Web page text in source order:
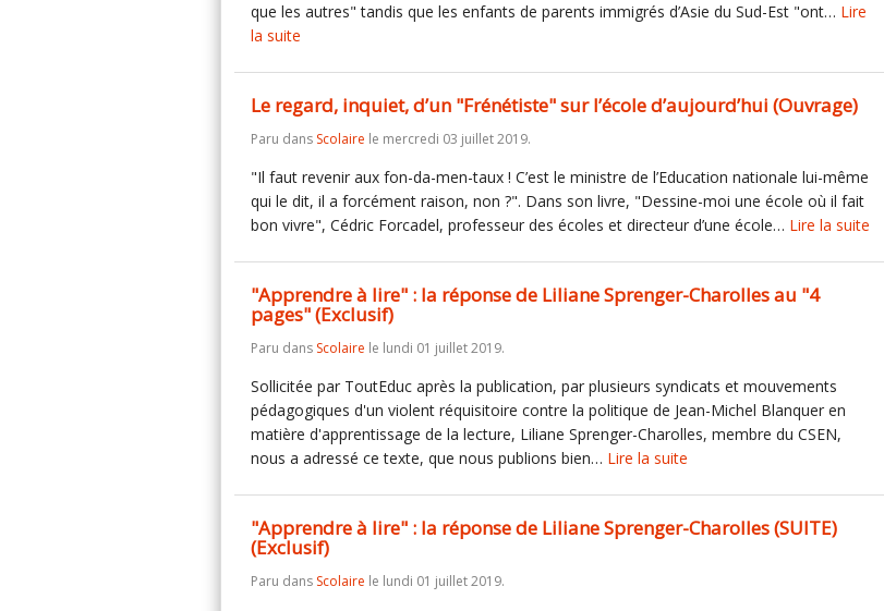
que les autres" tandis que les enfants de parents immigrés d’Asie du Sud-Est "ont… Lire
la suite
Le regard, inquiet, d’un "Frénétiste" sur l’école d’aujourd’hui (Ouvrage)
Paru dans Scolaire le mercredi 03 juillet 2019.
"Il faut revenir aux fon-da-men-taux ! C’est le ministre de l’Education nationale lui-même
qui le dit, il a forcément raison, non ?". Dans son livre, "Dessine-moi une école où il fait
bon vivre", Cédric Forcadel, professeur des écoles et directeur d’une école… Lire la suite
"Apprendre à lire" : la réponse de Liliane Sprenger-Charolles au "4
pages" (Exclusif)
Paru dans Scolaire le lundi 01 juillet 2019.
Sollicitée par ToutEduc après la publication, par plusieurs syndicats et mouvements
pédagogiques d'un violent réquisitoire contre la politique de Jean-Michel Blanquer en
matière d'apprentissage de la lecture, Liliane Sprenger-Charolles, membre du CSEN,
nous a adressé ce texte, que nous publions bien… Lire la suite
"Apprendre à lire" : la réponse de Liliane Sprenger-Charolles (SUITE)
(Exclusif)
Paru dans Scolaire le lundi 01 juillet 2019.